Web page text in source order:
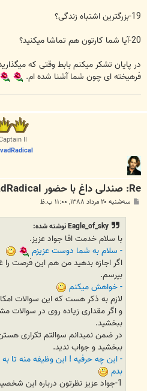
19-بزرگترین اشتباه زندگی؟
20-آیا شما کارتون هم تماشا میکنید؟
در پایان تشکر میکنم بابط وقتی که
فرهیخته ای چون شما آشنا شده ام.
Captain II
Re: صندلی داغ با حضور JavadRadical...!
پ سه‌شنبه ۲۰ مرداد ۱۳۸۸, ۱۱:۰۰ ب.ظ
Eagle_of_sky نوشته شده:
با سلام خدمت اقا جواد عزیز.
- سلام به شما دوست عزیزم
اگر اجازه بدهید من هم این فرصت
بپرسم.
- خواهش میکنم
لازم به ذکر هست که این سوالات
و اگر مقداری زیاده روی در سوالات
ببخشید.
در ضمن نمیدانم سوالتم تکراری هستن
ببخشید و جواب ندید.
- این چه حرفیه ! این وظیفه منه تا
بدم
1-جواد عزیز نظرتون درباره این شخصیت ها رو میخواستم بدونم.